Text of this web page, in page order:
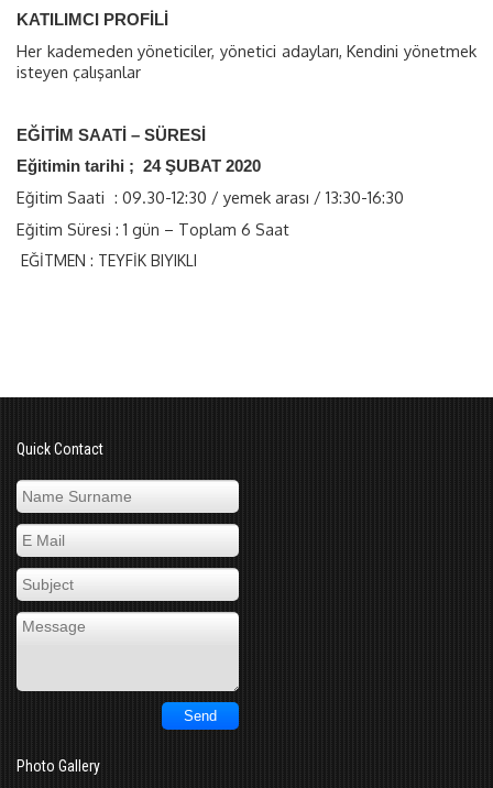
KATILIMCI PROFİLİ
Her kademeden yöneticiler, yönetici adayları, Kendini yönetmek
isteyen çalışanlar
EĞİTİM SAATİ – SÜRESİ
Eğitimin tarihi ; 24 ŞUBAT 2020
Eğitim Saati : 09.30-12:30 / yemek arası / 13:30-16:30
Eğitim Süresi : 1 gün – Toplam 6 Saat
EĞİTMEN : TEYFİK BIYIKLI
Quick Contact
Photo Gallery